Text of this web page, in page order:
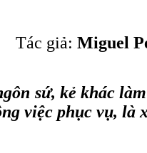
Tác giả: Miguel
sứ, kẻ khác
việc phục vụ,